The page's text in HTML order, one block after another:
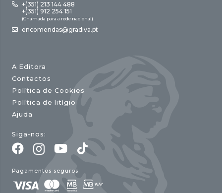
+(351) 213 144 488
+(351) 912 254 151
(Chamada para a rede nacional)
encomendas@gradiva.pt
A Editora
Contactos
Política de Cookies
Política de litígio
Ajuda
Siga-nos:
Pagamentos seguros: